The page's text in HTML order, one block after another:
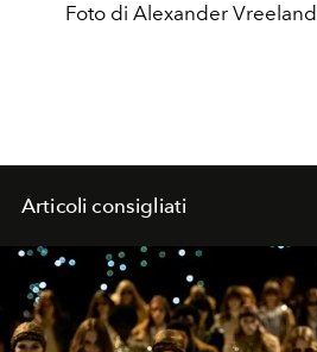
Foto di Alexander
Articoli consigliati